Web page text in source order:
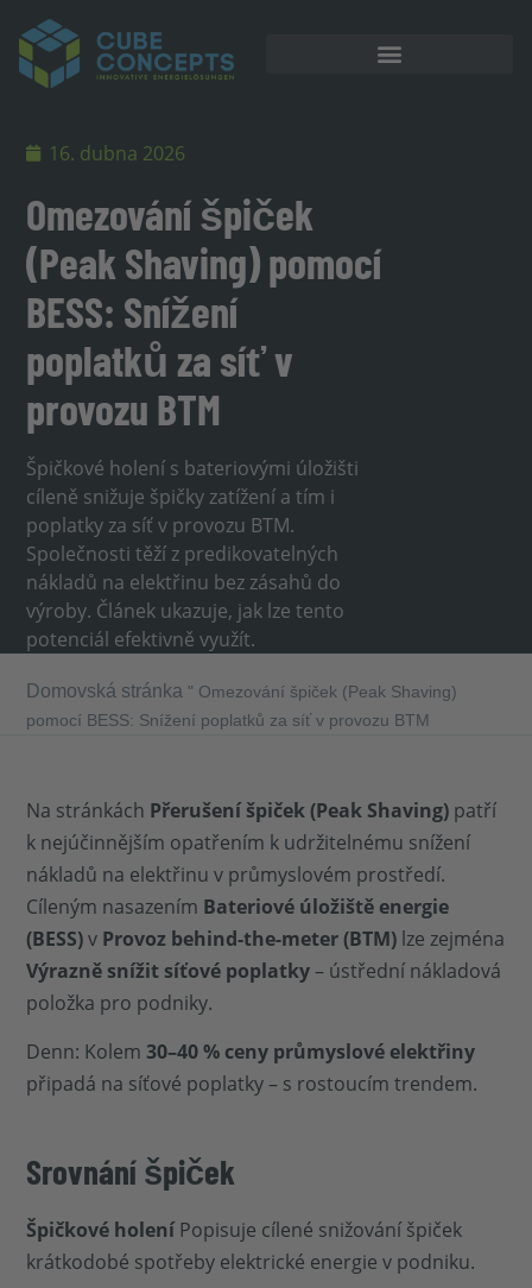
16. dubna 2026
Omezování špiček
(Peak Shaving) pomocí
BESS: Snížení
poplatků za síť v
provozu BTM
Špičkové holení s bateriovými úložišti
cíleně snižuje špičky zatížení a tím i
poplatky za síť v provozu BTM.
Společnosti těží z predikovatelných
nákladů na elektřinu bez zásahů do
výroby. Článek ukazuje, jak lze tento
potenciál efektivně využít.
Domovská stránka " Omezování špiček (Peak Shaving)
pomocí BESS: Snížení poplatků za síť v provozu BTM
Na stránkách Přerušení špiček (Peak Shaving) patří
k nejúčinnějším opatřením k udržitelnému snížení
nákladů na elektřinu v průmyslovém prostředí.
Cíleným nasazením Bateriové úložiště energie
(BESS)v Provoz behind-the-meter (BTM) lze zejména
Výrazně snížit síťové poplatky– ústřední nákladová
položka pro podniky.
Denn: Kolem30–40 % ceny průmyslové elektřiny
připadá na síťové poplatky – s rostoucím trendem.
Srovnání špiček
Špičkové holeníPopisuje cílené snižování špiček
krátkodobé spotřeby elektrické energie v podniku.